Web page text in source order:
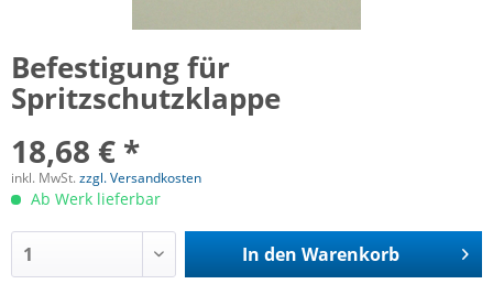
Befestigung für
Spritzschutzklappe
18,68 € *
inkl. MwSt. zzgl. Versandkosten
Ab Werk lieferbar
In den Warenkorb